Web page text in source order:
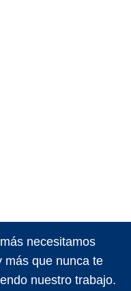
necesitamos
más que nunca te
nuestro trabajo.